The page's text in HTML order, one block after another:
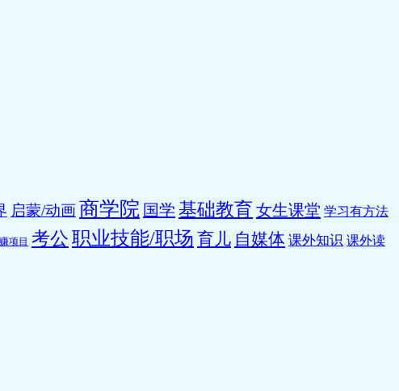
启蒙/动画商学院 国学 基础教育 女生课堂 学习有方法
项目 考公 职业技能/职场 育儿 自媒体 课外知识 课外读